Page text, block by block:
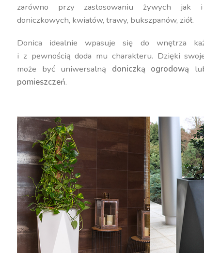
zarówno przy zastosowaniu żywych jak
doniczkowych, kwiatów, trawy, bukszpanów, ziół.
Donica idealnie wpasuje się do wnętrza
i z pewnością doda mu charakteru. Dzięki
może być uniwersalną doniczką ogrodową
pomieszczeń.